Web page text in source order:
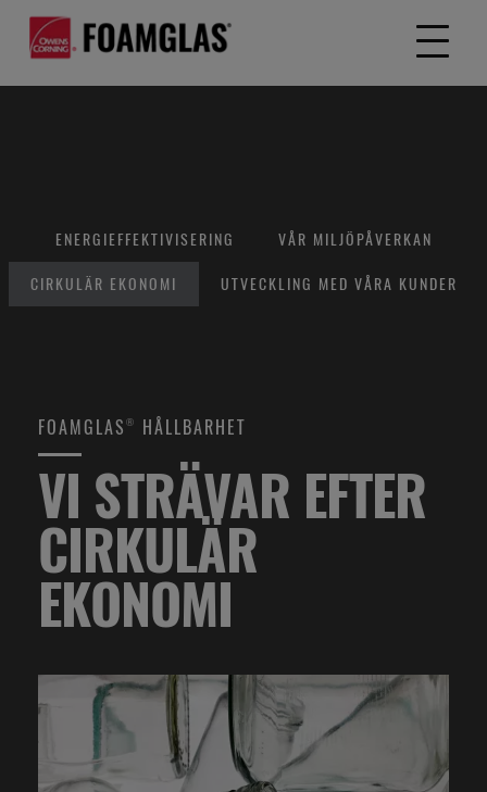
ENERGIEFFEKTIVISERING VÅR MILJÖPÅVERKAN
CIRKULÄR EKONOMI UTVECKLING MED VÅRA KUNDER
FOAMGLAS® HÅLLBARHET
VI STRÄVAR EFTER
CIRKULÄR
EKONOMI